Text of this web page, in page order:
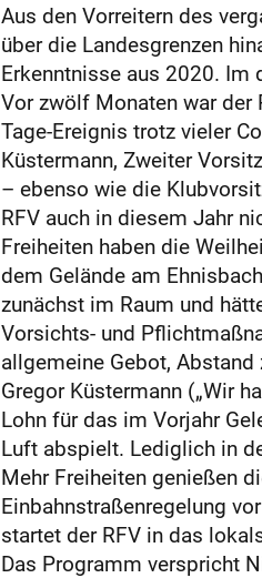
Aus den Vorreitern des
über die Landesgrenzen
Erkenntnisse aus 2020. Im
Vor zwölf Monaten war der
Tage-Ereignis trotz vieler
Küstermann, Zweiter
– ebenso wie die
RFV auch in diesem Jahr
Freiheiten haben die
dem Gelände am
zunächst im Raum und
Vorsichts- und
allgemeine Gebot,
Gregor Küstermann („Wir
Lohn für das im Vorjahr
Luft abspielt. Lediglich in
Mehr Freiheiten genießen
Einbahnstraßenregelung
startet der RFV in das
Das Programm verspricht